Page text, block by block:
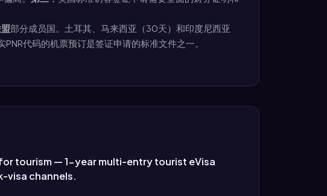
部分成员国。土耳其、马来西亚（30天）和印度尼西亚
代码的机票预订是签证申请的标准文件之一。
tourism — 1-year multi-entry tourist eVisa
visa channels.